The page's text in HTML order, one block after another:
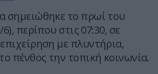
σημειώθηκε το πρωί του
περίπου στις 07:30, σε
με πλυντήρια,
πένθος την τοπική κοινωνία.